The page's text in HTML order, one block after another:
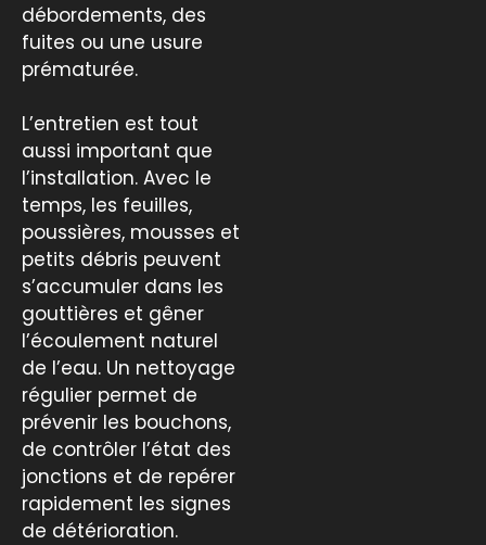
débordements, des
fuites ou une usure
prématurée.
L’entretien est tout
aussi important que
l’installation. Avec le
temps, les feuilles,
poussières, mousses et
petits débris peuvent
s’accumuler dans les
gouttières et gêner
l’écoulement naturel
de l’eau. Un nettoyage
régulier permet de
prévenir les bouchons,
de contrôler l’état des
jonctions et de repérer
rapidement les signes
de détérioration.